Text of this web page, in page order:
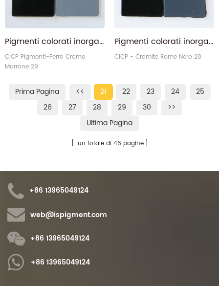
Pigmenti colorati inorganici complessi Ferro Cromo Marrone 29
CICP Pigmenti-Ferro Cromo
Marrone 29
Pigmenti colorati inorganici complessi Nero 28 Nero cromite di rame
CICP - Cromite Rame Nero 28
Prima Pagina << 21 22 23 24
25
26
27 28 29 30
>>
Ultima Pagina
un totale di 46 pagine
+86 13965049124
web@ispigment.com
+86 13965049124
+86 13965049124